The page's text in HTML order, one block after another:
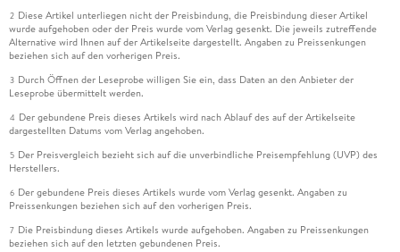
2 Diese Artikel unterliegen nicht der Preisbindung, die Preisbindung dieser Artikel
wurde aufgehoben oder der Preis wurde vom Verlag gesenkt. Die jeweils zutreffende
Alternative wird Ihnen auf der Artikelseite dargestellt. Angaben zu Preissenkungen
beziehen sich auf den vorherigen Preis.
3 Durch Öffnen der Leseprobe willigen Sie ein, dass Daten an den Anbieter der
Leseprobe übermittelt werden.
4 Der gebundene Preis dieses Artikels wird nach Ablauf des auf der Artikelseite
dargestellten Datums vom Verlag angehoben.
5 Der Preisvergleich bezieht sich auf die unverbindliche Preisempfehlung (UVP) des
Herstellers.
6 Der gebundene Preis dieses Artikels wurde vom Verlag gesenkt. Angaben zu
Preissenkungen beziehen sich auf den vorherigen Preis.
7 Die Preisbindung dieses Artikels wurde aufgehoben. Angaben zu Preissenkungen
beziehen sich auf den letzten gebundenen Preis.